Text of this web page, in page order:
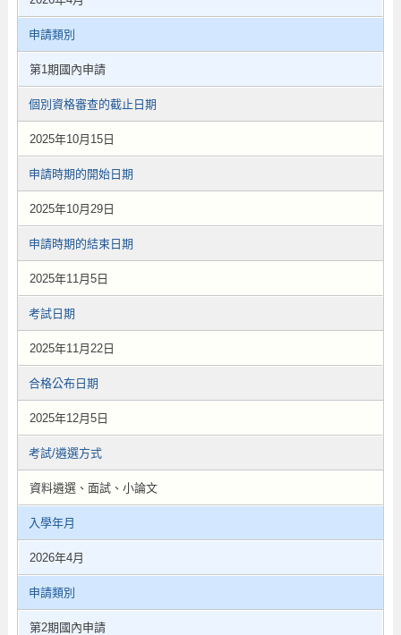
申請類別
第1期國內申請
個別資格審查的截止日期
2025年10月15日
申請時期的開始日期
2025年10月29日
申請時期的結束日期
2025年11月5日
考試日期
2025年11月22日
合格公布日期
2025年12月5日
考試/遴選方式
資料遴選、面試、小論文
入學年月
2026年4月
申請類別
第2期國內申請